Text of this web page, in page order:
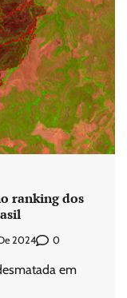
ranking dos
2024 0
em